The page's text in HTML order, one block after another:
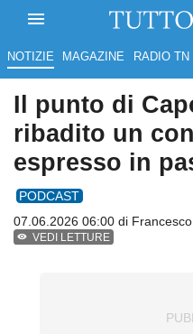
NOTIZIE MAGAZINE RADIO TN
Il punto di
ribadito un
espresso in
PODCAST
07.06.2026 06:00 di
VEDI LETTURE